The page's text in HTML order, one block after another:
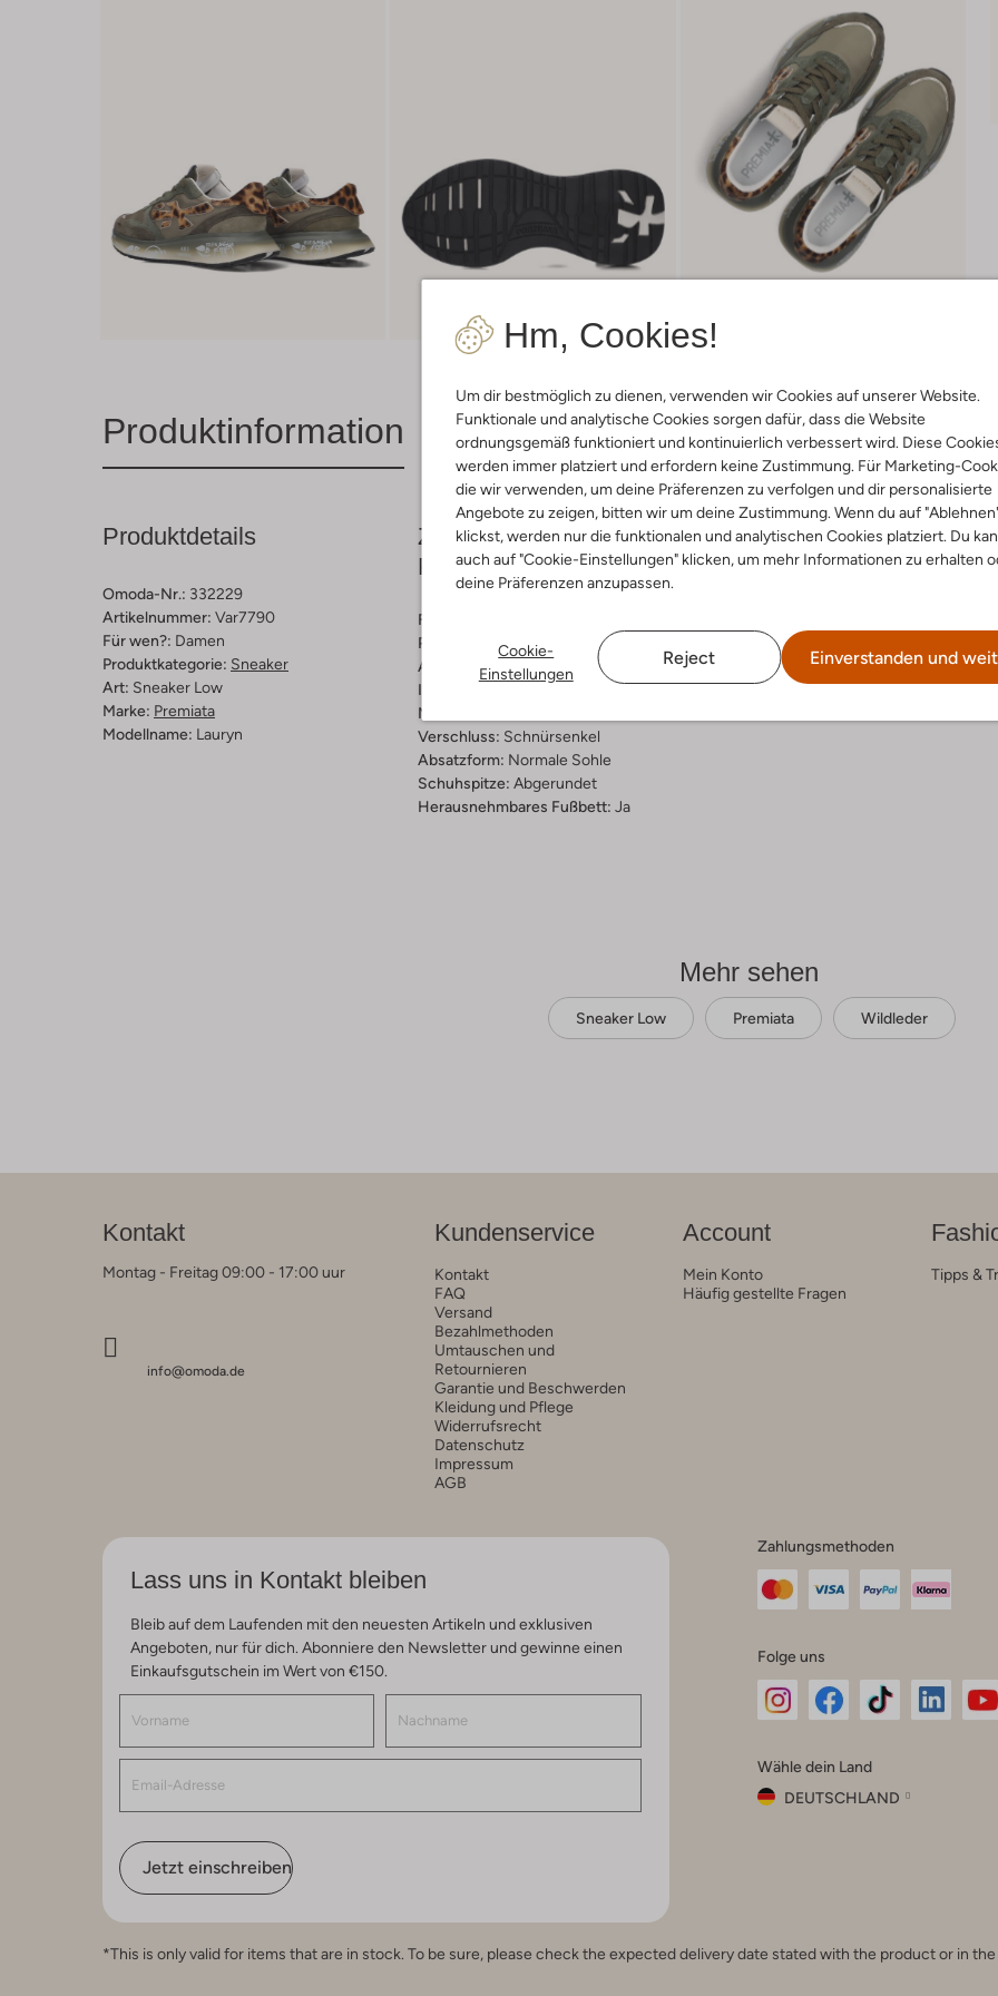
Hm, Cookies!
Um dir bestmöglich zu dienen, verwenden wir Cookies auf unserer Website.
Funktionale und analytische Cookies sorgen dafür, dass die Website
ordnungsgemäß funktioniert und kontinuierlich verbessert wird. Diese
werden immer platziert und erfordern keine Zustimmung. Für Marketing-
die wir verwenden, um deine Präferenzen zu verfolgen und dir personalisierte
Angebote zu zeigen, bitten wir um deine Zustimmung. Wenn du auf
klickst, werden nur die funktionalen und analytischen Cookies platziert. Du
auch auf "Cookie-Einstellungen" klicken, um mehr Informationen zu erhalten
deine Präferenzen anzupassen.
Cookie-
Einstellungen
Reject Einverstanden und
Produktinformation Lieferung & Rückgabe
Produktdetails
Omoda-Nr.: 332229
Artikelnummer: Var7790
Für wen?: Damen
Produktkategorie: Sneaker
Art: Sneaker Low
Marke: Premiata
Modellname: Lauryn
Zusammensetzung &
Passform
Farbe :
Print:
Leoprint
Außenmaterial:Wildleder
Innenmaterial:
Material Sohle:
Verschluss: Schnürsenkel
Absatzform: Normale Sohle
Schuhspitze: Abgerundet
Herausnehmbares Fußbett: Ja
Mehr sehen
Sneaker Low Premiata Wildleder
Kontakt
Montag - Freitag 09:00 - 17:00 uur
info@omoda.de
Kundenservice
Kontakt
FAQ
Versand
Bezahlmethoden
Umtauschen und
Retournieren
Garantie und Beschwerden
Kleidung und Pflege
Widerrufsrecht
Datenschutz
Impressum
AGB
Account
Mein Konto
Häufig gestellte Fragen
Tipps &
Lass uns in Kontakt bleiben
Bleib auf dem Laufenden mit den neuesten Artikeln und exklusiven
Angeboten, nur für dich. Abonniere den Newsletter und gewinne einen
Einkaufsgutschein im Wert von €150.
Jetzt einschreiben
Zahlungsmethoden
Folge uns
Instagram
Facebook
TikTok
Wähle dein Land
DEUTSCHLAND
Belgique
*This is only valid for items that are in stock. To be sure, please check the expected delivery date stated with the product or in